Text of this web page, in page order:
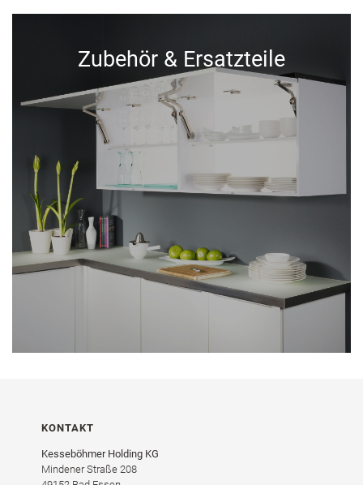
Zubehör & Ersatzteile
KONTAKT
Kesseböhmer Holding KG
Mindener Straße 208